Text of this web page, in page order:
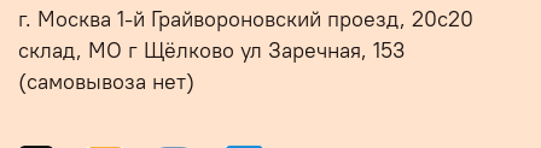
г. Москва 1-й Грайвороновский проезд, 20с20
склад, МО г Щёлково ул Заречная, 153
(самовывоза нет)